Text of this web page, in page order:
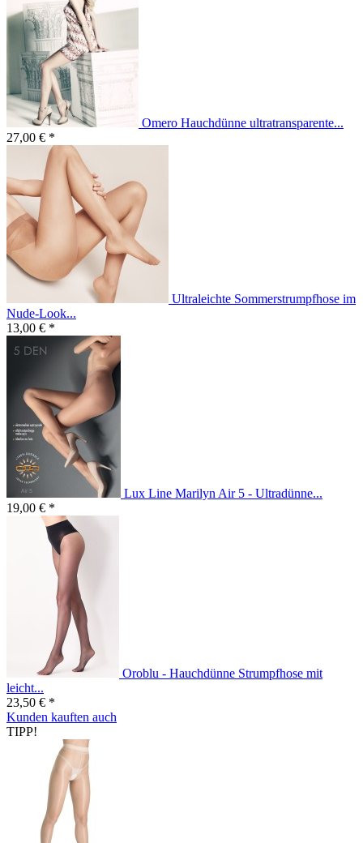
Omero Hauchdünne ultratransparente...
27,00 € *
Ultraleichte Sommerstrumpfhose im
Nude-Look...
13,00 € *
Lux Line Marilyn Air 5 - Ultradünne...
19,00 € *
Oroblu - Hauchdünne Strumpfhose mit
leicht...
23,50 € *
Kunden kauften auch
TIPP!